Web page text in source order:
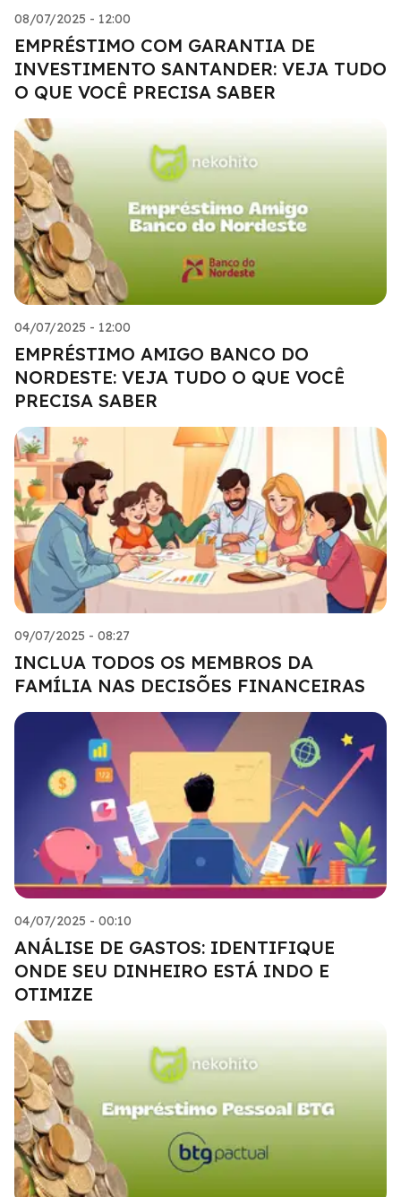
08/07/2025 - 12:00
EMPRÉSTIMO COM GARANTIA DE
INVESTIMENTO SANTANDER: VEJA TUDO
O QUE VOCÊ PRECISA SABER
04/07/2025 - 12:00
EMPRÉSTIMO AMIGO BANCO DO
NORDESTE: VEJA TUDO O QUE VOCÊ
PRECISA SABER
09/07/2025 - 08:27
INCLUA TODOS OS MEMBROS DA
FAMÍLIA NAS DECISÕES FINANCEIRAS
04/07/2025 - 00:10
ANÁLISE DE GASTOS: IDENTIFIQUE
ONDE SEU DINHEIRO ESTÁ INDO E
OTIMIZE